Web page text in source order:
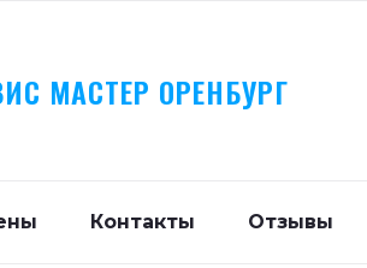
МАСТЕР ОРЕНБУРГ
Контакты Отзывы